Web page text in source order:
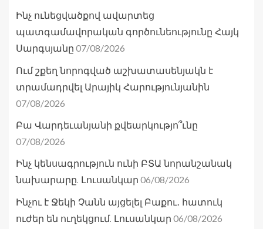
Ինչ ունեցվածքով ավարտեց
պատգամավորական գործունեությունը Հայկ
Սարգսյանը 07/08/2026
Ում շքեղ նորոգված աշխատասենյակն է
տրամադրվել Արայիկ Հարությունյանին
07/08/2026
Բա Վարդեւանյանի քվեարկությո՞ւնը
07/08/2026
Ինչ կենսագրություն ունի ԲՏԱ նորանշանակ
նախարարը. Լուսանկար 06/08/2026
Ինչու է Ջեկի Չանն այցելել Բաքու․ հատուկ
ուժեր են ուղեկցում. Լուսանկար 06/08/2026